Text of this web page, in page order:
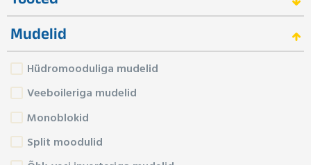
Mudelid
Hüdromooduliga mudelid
Veeboileriga mudelid
Monoblokid
Split moodulid